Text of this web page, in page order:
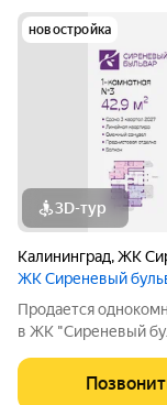
новостройка
3D-тур
Калининград,ЖК
ЖК Сиреневый
Продается
в ЖК "Сиреневый
19.4 кв.м. Все окна
балкон, один